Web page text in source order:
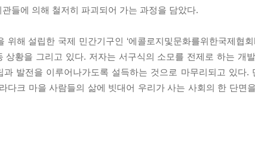
들에 의해 철저히 파괴되어 가는 과정을 담았다.
해 설립한 국제 민간기구인 ‘에콜로지및문화를위한국제협회
상황을 그리고 있다. 저자는 서구식의 소모를 전제로 하는 개
발전을 이루어나가도록 설득하는 것으로 마무리되고 있다.
다크 마을 사람들의 삶에 빗대어 우리가 사는 사회의 한 단면